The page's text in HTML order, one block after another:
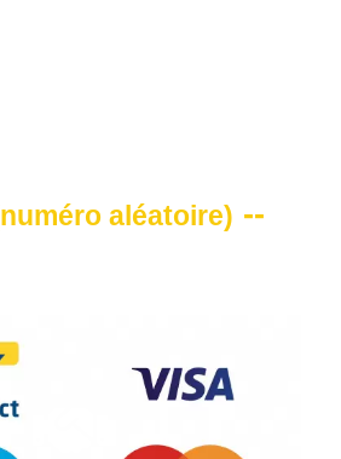
numéro aléatoire) --